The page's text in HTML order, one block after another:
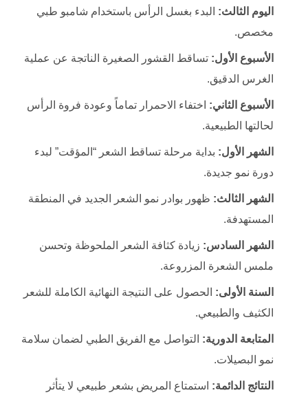
اليوم الثالث: البدء بغسل الرأس باستخدام شامبو طبي
مخصص.
الأسبوع الأول: تساقط القشور الصغيرة الناتجة عن عملية
الغرس الدقيق.
الأسبوع الثاني: اختفاء الاحمرار تماماً وعودة فروة الرأس
لحالتها الطبيعية.
الشهر الأول: بداية مرحلة تساقط الشعر “المؤقت” لبدء
دورة نمو جديدة.
الشهر الثالث: ظهور بوادر نمو الشعر الجديد في المنطقة
المستهدفة.
الشهر السادس: زيادة كثافة الشعر الملحوظة وتحسن
ملمس الشعرة المزروعة.
السنة الأولى: الحصول على النتيجة النهائية الكاملة للشعر
الكثيف والطبيعي.
المتابعة الدورية: التواصل مع الفريق الطبي لضمان سلامة
نمو البصيلات.
النتائج الدائمة: استمتاع المريض بشعر طبيعي لا يتأثر